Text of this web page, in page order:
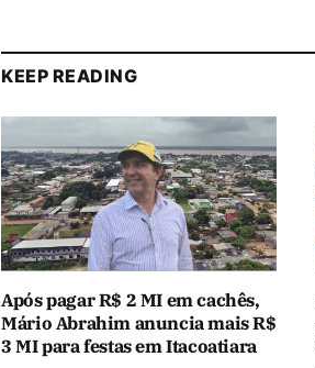
KEEP READING
Após pagar R$ 2 MI em cachês,
Mário Abrahim anuncia mais R$
3 MI para festas em Itacoatiara